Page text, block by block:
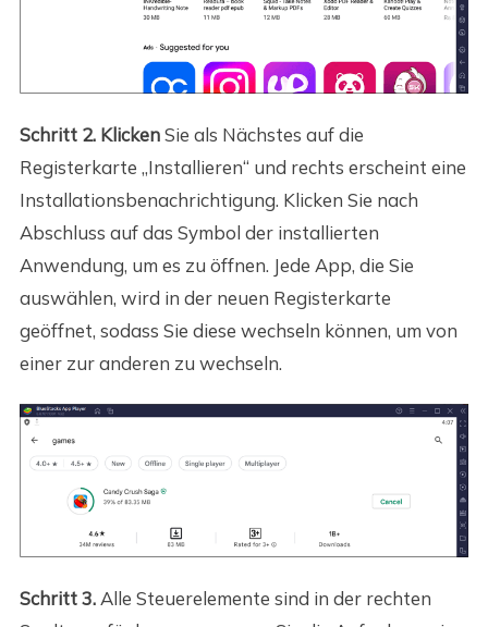
Schritt 2. KlickenSie als Nächstes auf die
Registerkarte „Installieren“ und rechts erscheint eine
Installationsbenachrichtigung. Klicken Sie nach
Abschluss auf das Symbol der installierten
Anwendung, um es zu öffnen. Jede App, die Sie
auswählen, wird in der neuen Registerkarte
geöffnet, sodass Sie diese wechseln können, um von
einer zur anderen zu wechseln.
Schritt 3.Alle Steuerelemente sind in der rechten